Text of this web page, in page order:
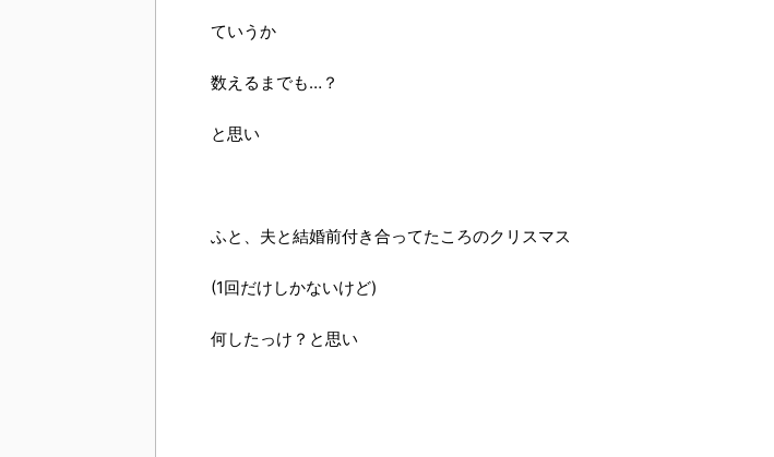
ていうか
数えるまでも…？
と思い
ふと、夫と結婚前付き合ってたころのクリスマス
(1回だけしかないけど)
何したっけ？と思い